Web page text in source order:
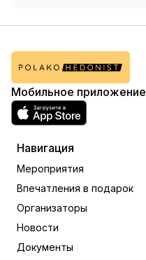
Мобильное приложение
Навигация
Мероприятия
Впечатления в подарок
Организаторы
Новости
Документы